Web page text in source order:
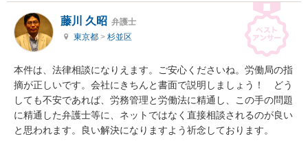
藤川 久昭 弁護士
東京都 > 杉並区
本件は、法律相談になりえます。ご安心くださいね。労働局の指
摘が正しいです。会社にきちんと書面で説明しましょう！　どう
しても不安であれば、労務管理と労働法に精通し、この手の問題
に精通した弁護士等に、ネットではなく直接相談されるのが良い
と思われます。良い解決になりますよう祈念しております。